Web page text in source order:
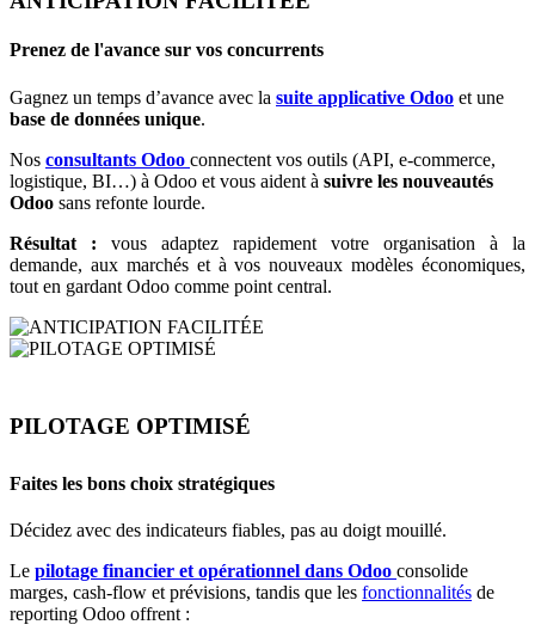
Prenez de l'avance sur vos concurrents
Gagnez un temps d’avance avec la suite applicative Odoo et une
base de données unique.
Nos consultants Odoo connectent vos outils (API, e-commerce,
logistique, BI…) à Odoo et vous aident à suivre les nouveautés
Odoo sans refonte lourde.
Résultat : vous adaptez rapidement votre organisation à la
demande, aux marchés et à vos nouveaux modèles économiques,
tout en gardant Odoo comme point central.
PILOTAGE OPTIMISÉ
Faites les bons choix stratégiques
Décidez avec des indicateurs fiables, pas au doigt mouillé.
Le pilotage financier et opérationnel dans Odoo consolide
marges, cash-flow et prévisions, tandis que les fonctionnalités de
reporting Odoo offrent :